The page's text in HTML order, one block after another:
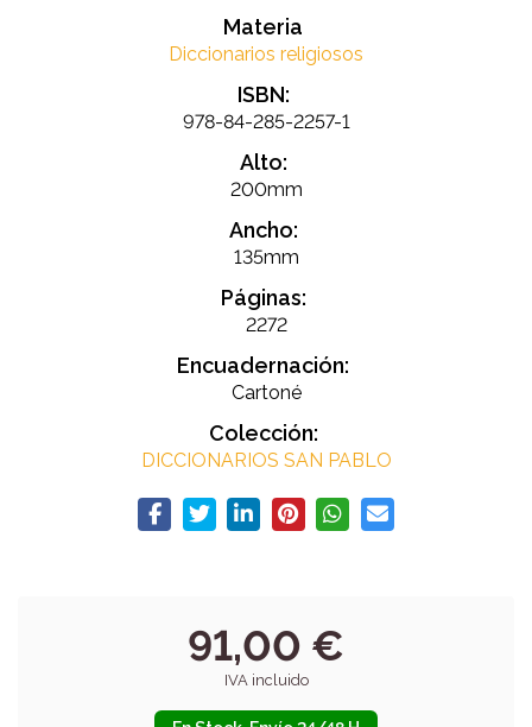
Materia
Diccionarios religiosos
ISBN:
978-84-285-2257-1
Alto:
200mm
Ancho:
135mm
Páginas:
2272
Encuadernación:
Cartoné
Colección:
DICCIONARIOS SAN PABLO
91,00 €
IVA incluido